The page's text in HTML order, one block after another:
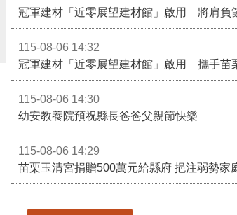
冠軍建材「近零展望建材館」啟用 將肩負
115-08-06 14:32
冠軍建材「近零展望建材館」啟用 攜手苗
115-08-06 14:30
幼安教養院預祝縣長爸爸父親節快樂
115-08-06 14:29
苗栗玉清宮捐贈500萬元給縣府 挹注弱勢家